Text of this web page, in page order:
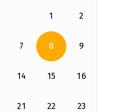
1 2
7 8 9
14 15 16
21 22 23